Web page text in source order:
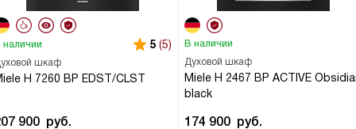
шкаф
H 7260 BP EDST/CLST
наличии 5 (5)
900 руб.
Духовой шкаф
Miele H 2467 BP ACTIVE
black
В наличии
174 900 руб.